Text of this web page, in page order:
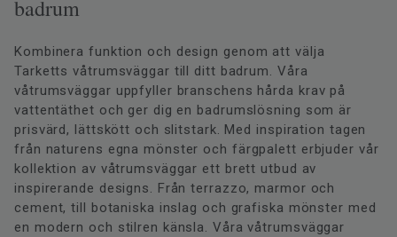
badrum
Kombinera funktion och design genom att välja
Tarketts våtrumsväggar till ditt badrum. Våra
våtrumsväggar uppfyller branschens hårda krav på
vattentäthet och ger dig en badrumslösning som är
prisvärd, lättskött och slitstark. Med inspiration tagen
från naturens egna mönster och färgpalett erbjuder vår
kollektion av våtrumsväggar ett brett utbud av
inspirerande designs. Från terrazzo, marmor och
cement, till botaniska inslag och grafiska mönster med
en modern och stilren känsla. Våra våtrumsväggar